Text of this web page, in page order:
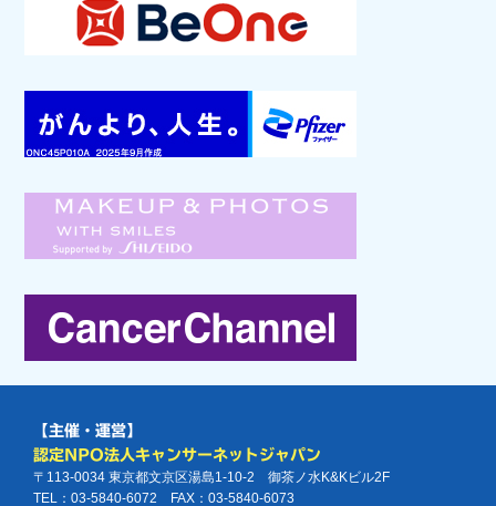
【主催・運営】
認定NPO法人キャンサーネットジャパン
〒113-0034 東京都文京区湯島1-10-2 御茶ノ水K&Kビル2F
TEL：03-5840-6072 FAX：03-5840-6073